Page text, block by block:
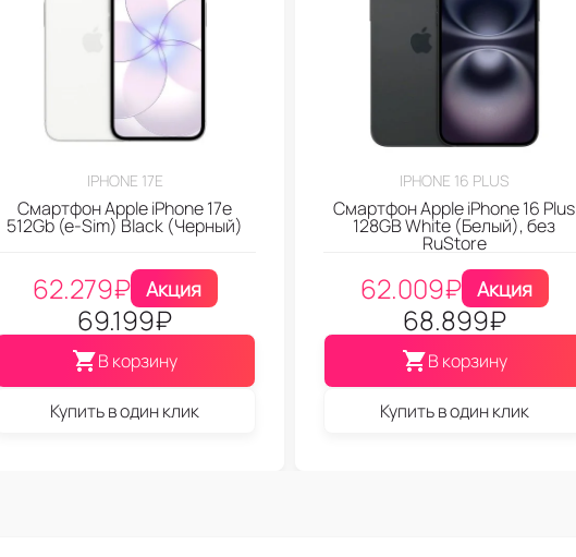
IPHONE 17E
Смартфон Apple iPhone 17e
512Gb (e-Sim) Black (Черный)
62.279₽ Акция
69.199₽
В корзину
Купить в один клик
IPHONE 16 PLUS
Смартфон Apple iPhone 16 Plus
128GB White (Белый), без
RuStore
62.009₽ Акция
68.899₽
В корзину
Купить в один клик